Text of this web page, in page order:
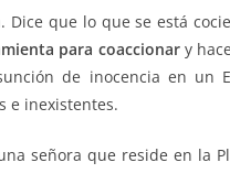
que lo que se está
para coaccionary
de inocencia en un
e inexistentes.
señora que reside en la